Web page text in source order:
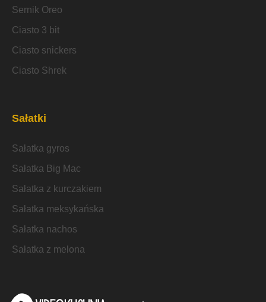
Sernik Oreo
Ciasto 3 bit
Ciasto snickers
Ciasto Shrek
Sałatki
Sałatka gyros
Sałatka Big Mac
Sałatka z kurczakiem
Sałatka meksykańska
Sałatka nachos
Sałatka z melona